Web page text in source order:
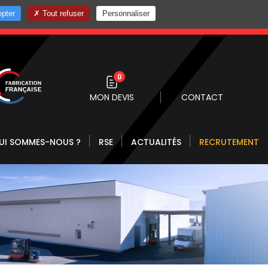
10
0
MON DEVIS CONTACT
SOMMES-NOUS ? RSE ACTUALITÉS RECRUTEMENT
Tout refuser Personnaliser